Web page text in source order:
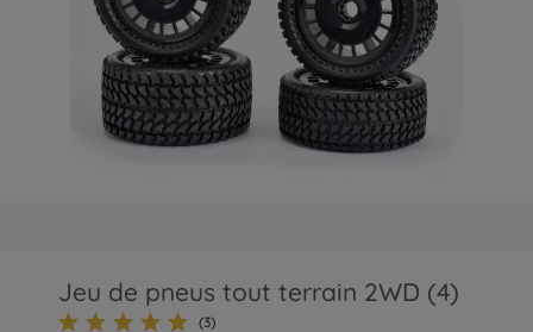
Jeu de pneus tout terrain 2WD (4)
(3)